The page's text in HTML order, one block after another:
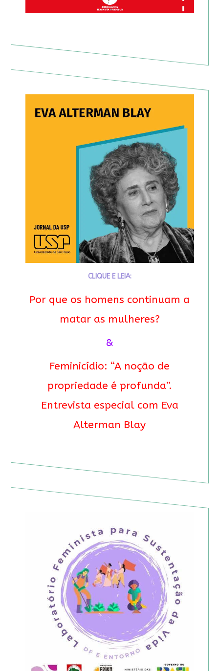
CLIQUE E LEIA:
Por que os homens continuam a
matar as mulheres?
&
Feminicídio: “A noção de
propriedade é profunda”.
Entrevista especial com Eva
Alterman Blay